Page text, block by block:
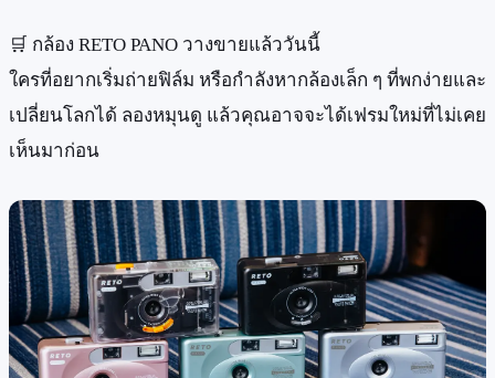
🛒 กล้อง RETO PANO วางขายแล้ววันนี้
ใครที่อยากเริ่มถ่ายฟิล์ม หรือกำลังหากล้องเล็ก ๆ ที่พกง่ายและ
เปลี่ยนโลกได้ ลองหมุนดู แล้วคุณอาจจะได้เฟรมใหม่ที่ไม่เคย
เห็นมาก่อน